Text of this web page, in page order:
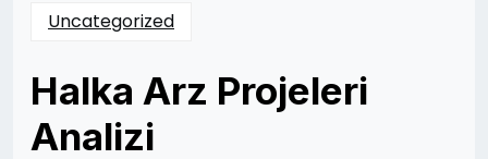
Uncategorized
Halka Arz Projeleri
Analizi